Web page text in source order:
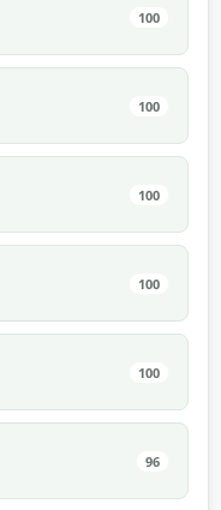
100
100
100
100
100
96